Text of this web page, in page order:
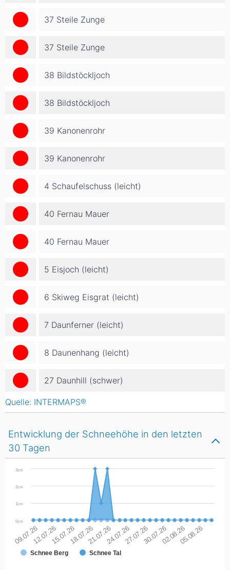
37 Steile Zunge
37 Steile Zunge
38 Bildstöckljoch
38 Bildstöckljoch
39 Kanonenrohr
39 Kanonenrohr
4 Schaufelschuss (leicht)
40 Fernau Mauer
40 Fernau Mauer
5 Eisjoch (leicht)
6 Skiweg Eisgrat (leicht)
7 Daunferner (leicht)
8 Daunenhang (leicht)
27 Daunhill (schwer)
Quelle: INTERMAPS®
Entwicklung der Schneehöhe in den letzten
30 Tagen
Schnee Berg Schnee Tal
0cm
1cm
2cm
3cm
09.07.2612.07.2615.07.2618.07.2621.07.2624.07.2627.07.2630.07.2602.08.2605.08.26